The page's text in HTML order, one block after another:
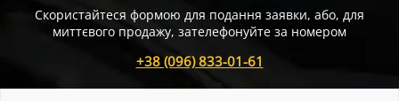
Скористайтеся формою для подання заявки, або, для
миттєвого продажу, зателефонуйте за номером
+38 (096) 833-01-61